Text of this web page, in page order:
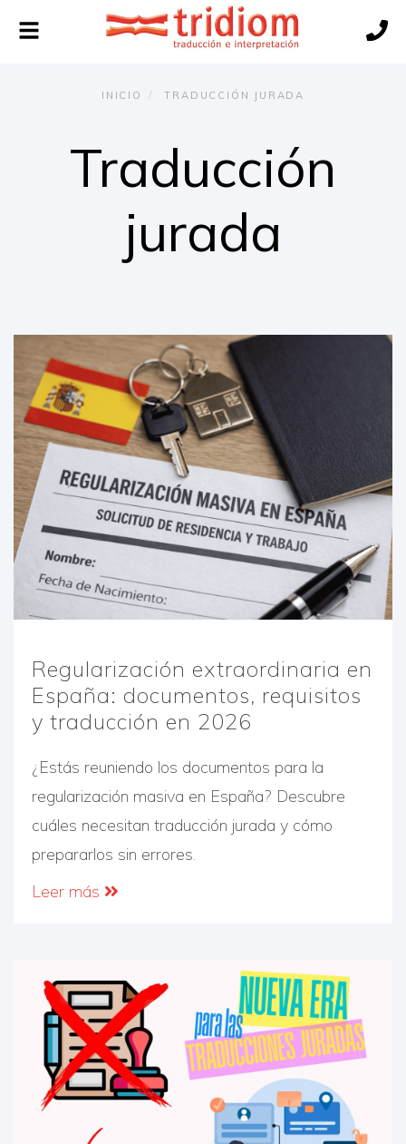
Alternar
navegación
INICIO TRADUCCIÓN JURADA
Traducción
jurada
Regularización extraordinaria en
España: documentos, requisitos
y traducción en 2026
¿Estás reuniendo los documentos para la
regularización masiva en España? Descubre
cuáles necesitan traducción jurada y cómo
prepararlos sin errores.
Leer más